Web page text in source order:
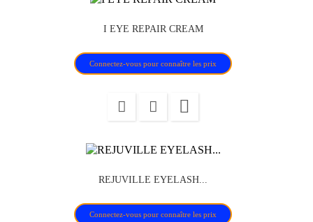
I EYE REPAIR CREAM
Connectez-vous pour connaître les prix

REJUVILLE EYELASH...
Connectez-vous pour connaître les prix